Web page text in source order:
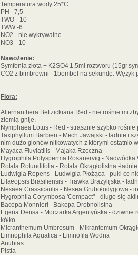
Temperatura wody 25*C
PH - 7,5
TWO - 10
TWW -6
NO2 - nie wykrywalne
NO3 - 10
Nawożenie:
Symfonia złota + K2SO4 1,5ml roztworu (15gr
CO2 z bimbrowni - 1bombel na sekundę. Wężyk
Flora:
Alternanthera Bettzickiana Red - nie rośnie mi
ziemią gnije.
Nymphaea Lotus - Red - strasznie szybko
Taxiphyllum Barbieri - Mech Jawajski - ładnie i
nim dużo glonów nitkowatych z którymi ostatnio
Mayaca Fluviatilis - Majaka Rzeczna
Hygrophila Polysperma Rosanervig - Nadwódka
Rotala Rotundifolia - Rotala Okrągłolistna -
Ludwigia Repens - Ludwigia Płożąca - puki co
Lilaeopsis Brasiliensis - Trawka Brazylijska -
Nesaea Crassicaulis - Nesea Grubołodygowa -
Hygrophila Corymbosa 'Compact" - długo się
Bacopa Monnieri - Bakopa Drobnolistna
Egeria Densa - Moczarka Argentyńska -
kółko.
Micranthemum Umbrosum - Mikrantemum
Limnophila Aquatica - Limnofila Wodna
Anubias
Pistia